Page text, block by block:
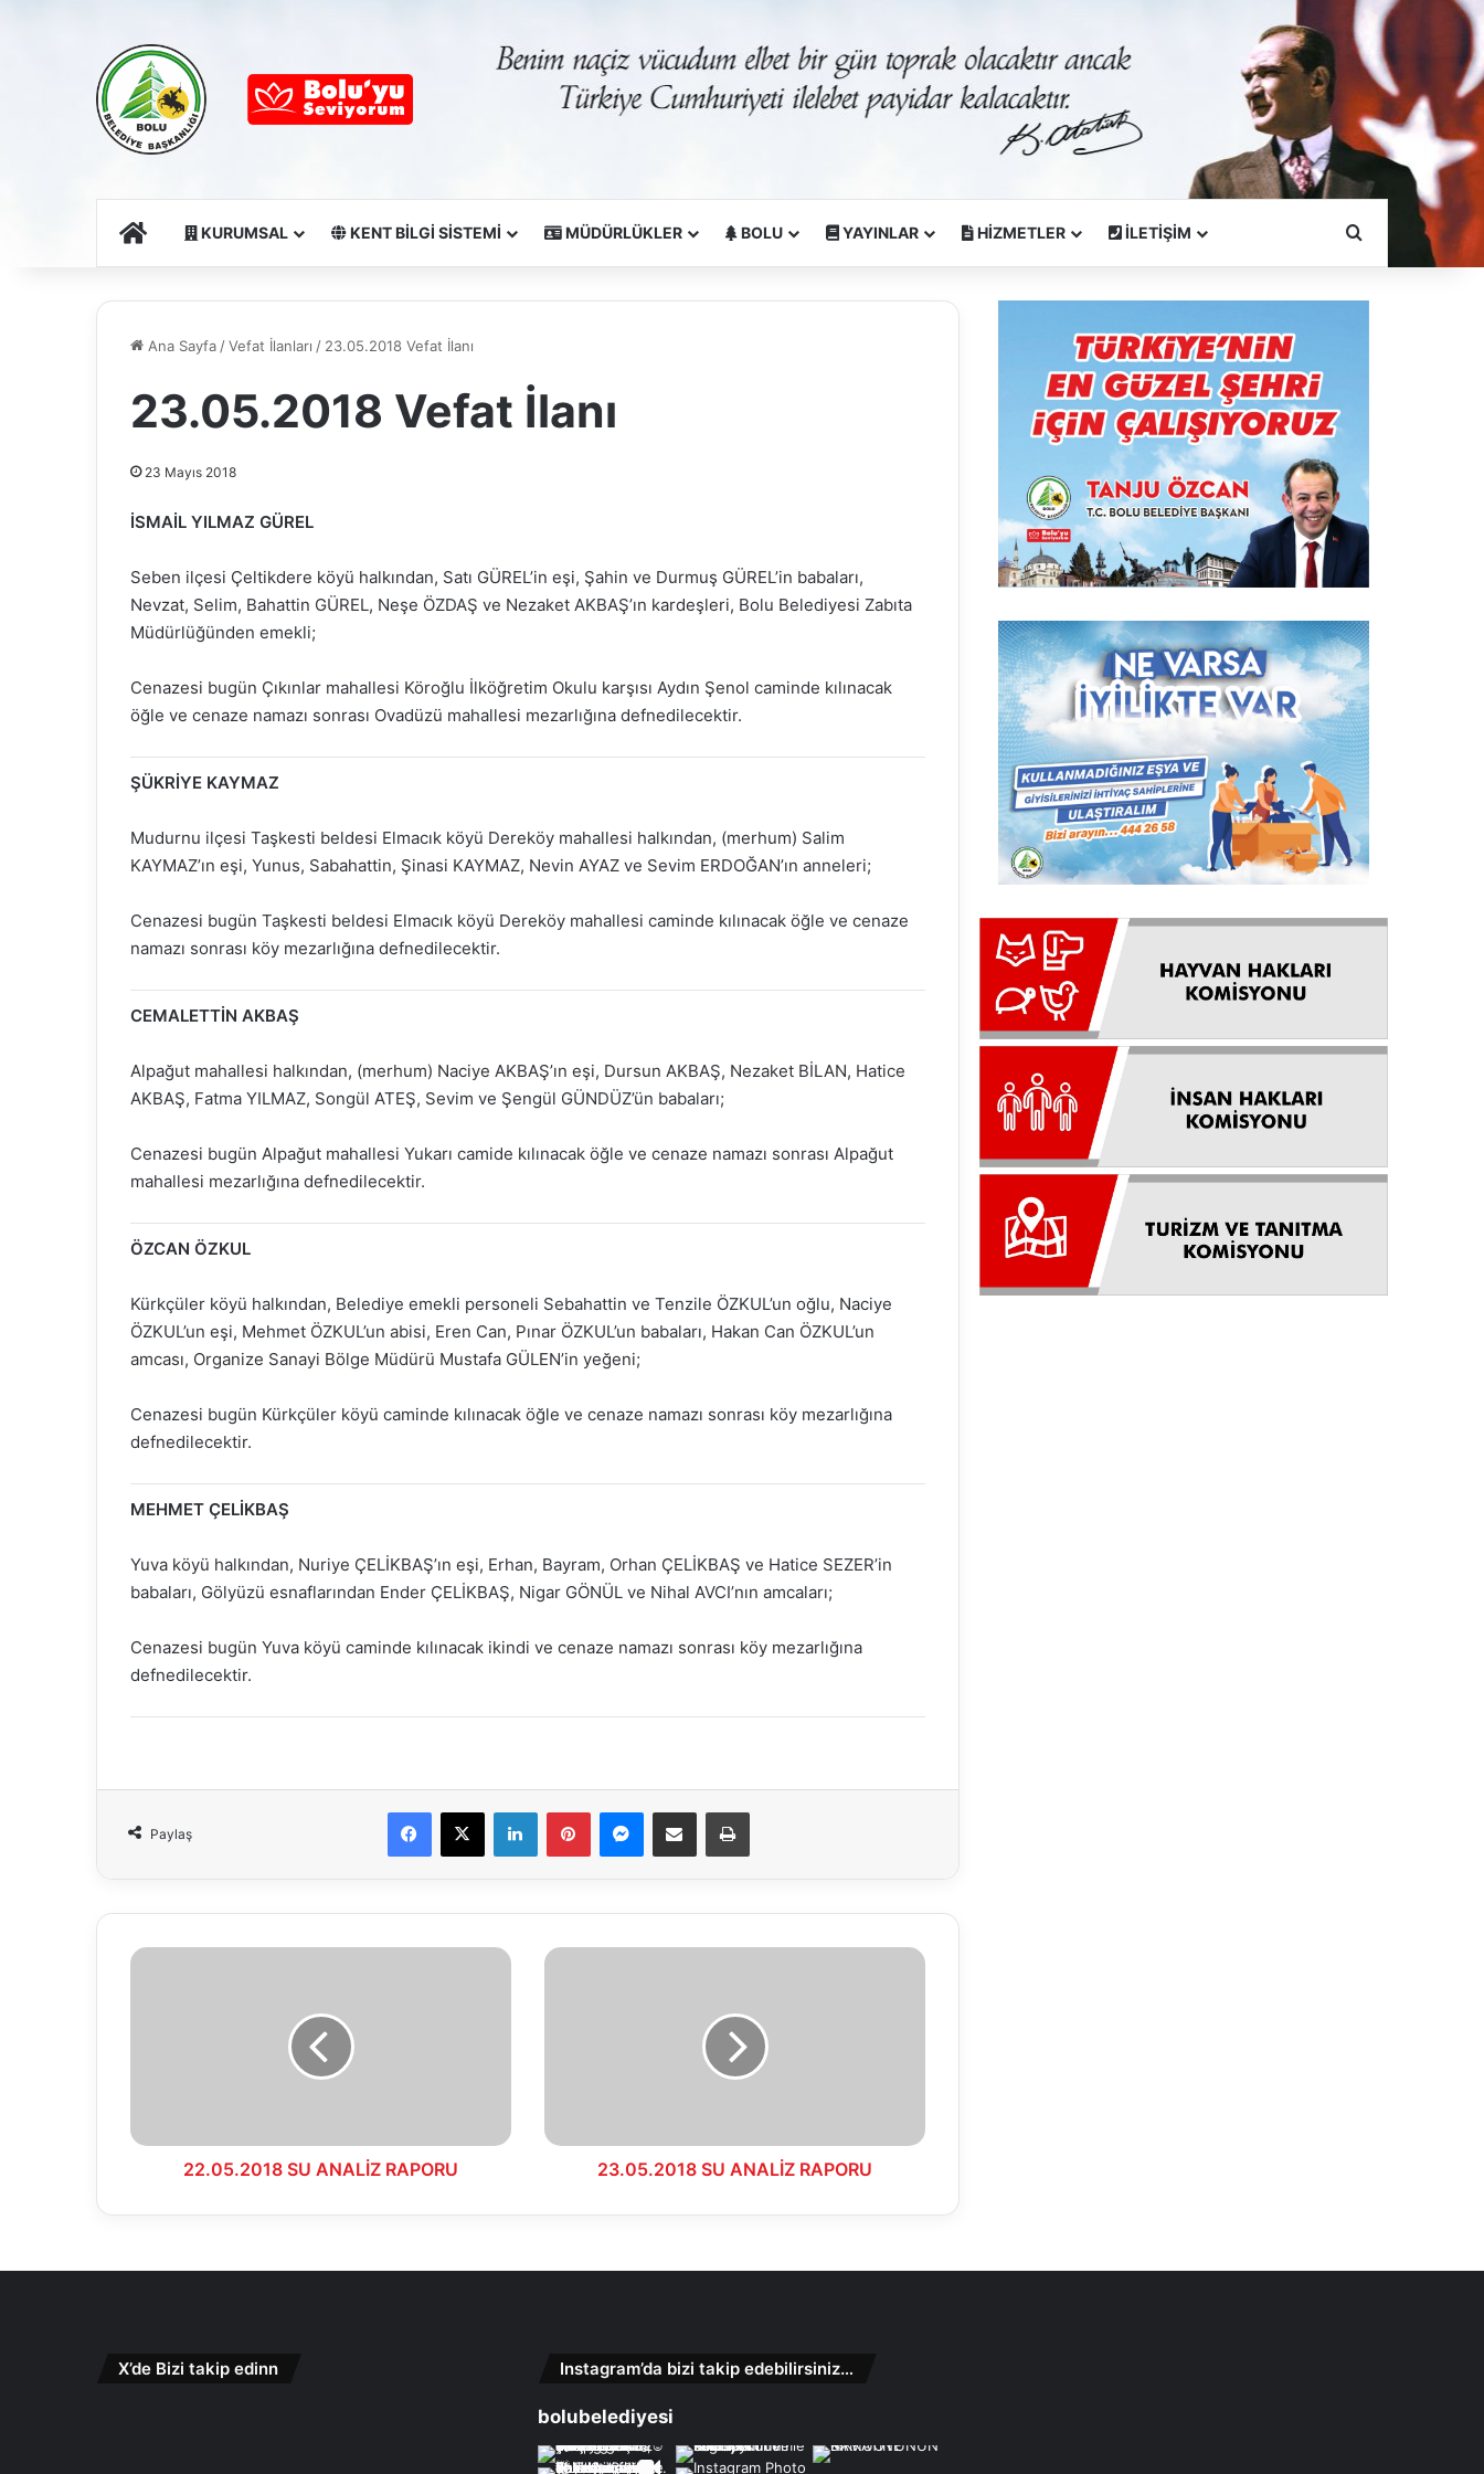
Ana SayfaKURUMSAL KENT BİLGİ SİSTEMİ MÜDÜRLÜKLER BOLU YAYINLAR HİZMETLER İLETİŞİM Arama Yapın
Ana Sayfa /Vefat İlanları / 23.05.2018 Vefat İlanı
23.05.2018 Vefat İlanı
23 Mayıs 2018
İSMAİL YILMAZ GÜREL
Seben ilçesi Çeltikdere köyü halkından, Satı GÜREL’in eşi, Şahin ve Durmuş GÜREL’in babaları,
Nevzat, Selim, Bahattin GÜREL, Neşe ÖZDAŞ ve Nezaket AKBAŞ’ın kardeşleri, Bolu Belediyesi Zabıta
Müdürlüğünden emekli;
Cenazesi bugün Çıkınlar mahallesi Köroğlu İlköğretim Okulu karşısı Aydın Şenol caminde kılınacak
öğle ve cenaze namazı sonrası Ovadüzü mahallesi mezarlığına defnedilecektir.
ŞÜKRİYE KAYMAZ
Mudurnu ilçesi Taşkesti beldesi Elmacık köyü Dereköy mahallesi halkından, (merhum) Salim
KAYMAZ’ın eşi, Yunus, Sabahattin, Şinasi KAYMAZ, Nevin AYAZ ve Sevim ERDOĞAN’ın anneleri;
Cenazesi bugün Taşkesti beldesi Elmacık köyü Dereköy mahallesi caminde kılınacak öğle ve cenaze
namazı sonrası köy mezarlığına defnedilecektir.
CEMALETTİN AKBAŞ
Alpağut mahallesi halkından, (merhum) Naciye AKBAŞ’ın eşi, Dursun AKBAŞ, Nezaket BİLAN, Hatice
AKBAŞ, Fatma YILMAZ, Songül ATEŞ, Sevim ve Şengül GÜNDÜZ’ün babaları;
Cenazesi bugün Alpağut mahallesi Yukarı camide kılınacak öğle ve cenaze namazı sonrası Alpağut
mahallesi mezarlığına defnedilecektir.
ÖZCAN ÖZKUL
Kürkçüler köyü halkından, Belediye emekli personeli Sebahattin ve Tenzile ÖZKUL’un oğlu, Naciye
ÖZKUL’un eşi, Mehmet ÖZKUL’un abisi, Eren Can, Pınar ÖZKUL’un babaları, Hakan Can ÖZKUL’un
amcası, Organize Sanayi Bölge Müdürü Mustafa GÜLEN’in yeğeni;
Cenazesi bugün Kürkçüler köyü caminde kılınacak öğle ve cenaze namazı sonrası köy mezarlığına
defnedilecektir.
MEHMET ÇELİKBAŞ
Yuva köyü halkından, Nuriye ÇELİKBAŞ’ın eşi, Erhan, Bayram, Orhan ÇELİKBAŞ ve Hatice SEZER’in
babaları, Gölyüzü esnaflarından Ender ÇELİKBAŞ, Nigar GÖNÜL ve Nihal AVCI’nın amcaları;
Cenazesi bugün Yuva köyü caminde kılınacak ikindi ve cenaze namazı sonrası köy mezarlığına
defnedilecektir.
Paylaş
Facebook
X LinkedInPinterestMessenger
E-Mail ile paylaş Yazdır
22.05.2018
22.05.2018 SU ANALİZ RAPORU
23.05.2018
23.05.2018 SU ANALİZ RAPORU
X’de Bizi takip edinn Instagram’da bizi takip edebilirsiniz…
bolubelediyesi